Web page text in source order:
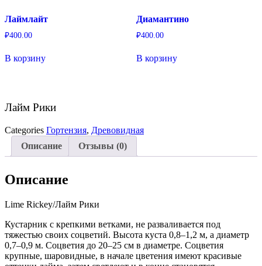
Лаймлайт
₽400.00
В корзину
Диамантино
₽400.00
В корзину
Лайм Рики
Categories Гортензия, Древовидная
Описание
Отзывы (0)
Описание
Lime Rickey/Лайм Рики
Кустарник с крепкими ветками, не разваливается под
тяжестью своих соцветий. Высота куста 0,8–1,2 м, а диаметр
0,7–0,9 м. Соцветия до 20–25 см в диаметре. Соцветия
крупные, шаровидные, в начале цветения имеют красивые